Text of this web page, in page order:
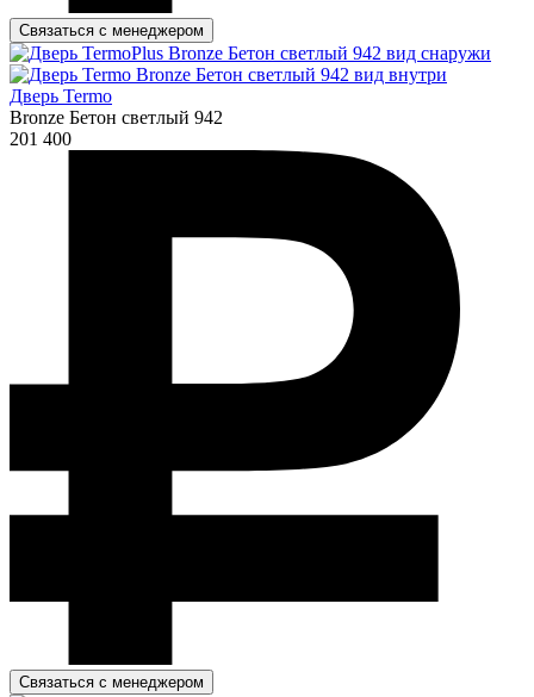
Связаться с менеджером
Дверь Termo
Bronze Бетон светлый 942
201 400
Связаться с менеджером